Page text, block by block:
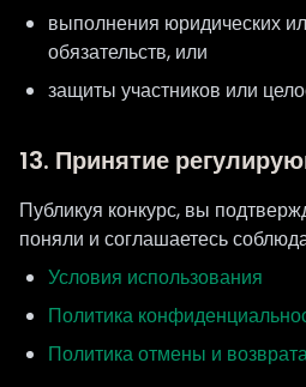
выполнения юридических
обязательств, или
защиты участников или
13. Принятие
Публикуя конкурс, вы
поняли и соглашаетесь
Условия использования
Политика
Политика отмены и